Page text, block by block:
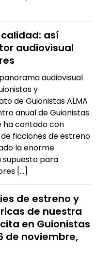
así
audiovisual
audiovisual
y
de Guionistas ALMA
anual de Guionistas
ha contado con
ficciones de estreno
la enorme
para
[…]
de estreno y
de nuestra
en Guionistas
de noviembre,